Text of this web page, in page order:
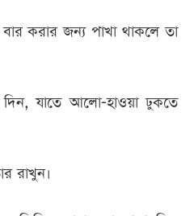
করার জন্য পাখা থাকলে তা
যাতে আলো-হাওয়া ঢুকতে
রাখুন।